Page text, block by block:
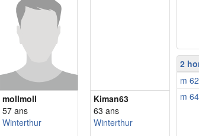
mollmoll
57 ans
Winterthur
Kiman63
63 ans
Winterthur
2
m
m